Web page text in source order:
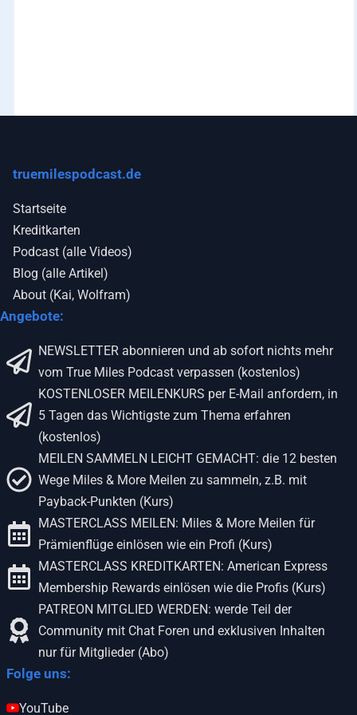
truemilespodcast.de
Startseite
Kreditkarten
Podcast (alle Videos)
Blog (alle Artikel)
About (Kai, Wolfram)
Angebote:
NEWSLETTER abonnieren und ab sofort nichts mehr
vom True Miles Podcast verpassen (kostenlos)
KOSTENLOSER MEILENKURS per E-Mail anfordern, in
5 Tagen das Wichtigste zum Thema erfahren
(kostenlos)
MEILEN SAMMELN LEICHT GEMACHT: die 12 besten
Wege Miles & More Meilen zu sammeln, z.B. mit
Payback-Punkten (Kurs)
MASTERCLASS MEILEN: Miles & More Meilen für
Prämienflüge einlösen wie ein Profi (Kurs)
MASTERCLASS KREDITKARTEN: American Express
Membership Rewards einlösen wie die Profis (Kurs)
PATREON MITGLIED WERDEN: werde Teil der
Community mit Chat Foren und exklusiven Inhalten
nur für Mitglieder (Abo)
Folge uns:
YouTube